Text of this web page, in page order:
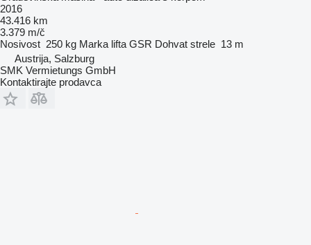
2016
43.416 km
3.379 m/č
Nosivost 250 kg Marka lifta GSR Dohvat strele 13 m
Austrija, Salzburg
SMK Vermietungs GmbH
Kontaktirajte prodavca